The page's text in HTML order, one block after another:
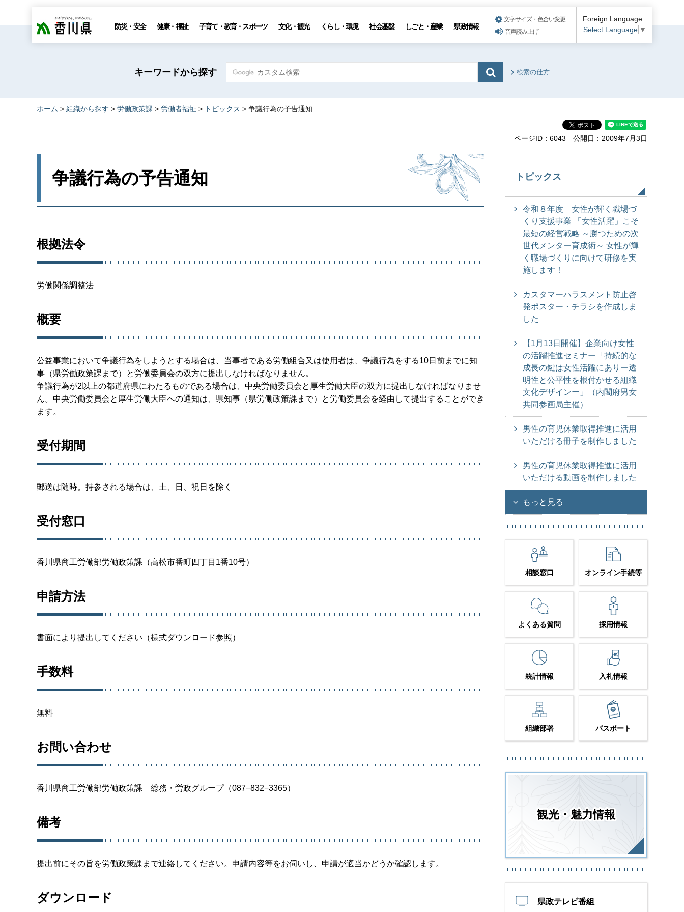
香川県 防災・安全 健康・福祉 子育て・教育・スポーツ 文化・観光 くらし・環境 社会基盤 しごと・産業 県政情報
文字サイズ・色合い変更
音声読み上げ
Foreign Language
Select Language ▼
キーワードから探す 検索の仕方
ホーム > 組織から探す > 労働政策課 > 労働者福祉 > トピックス > 争議行為の予告通知
ページID：6043 公開日：2009年7月3日
争議行為の予告通知
根拠法令
労働関係調整法
概要
公益事業において争議行為をしようとする場合は、当事者である労働組合又は使用者は、争議行為をする10日前までに知
事（県労働政策課まで）と労働委員会の双方に提出しなければなりません。
争議行為が2以上の都道府県にわたるものである場合は、中央労働委員会と厚生労働大臣の双方に提出しなければなりませ
ん。中央労働委員会と厚生労働大臣への通知は、県知事（県労働政策課まで）と労働委員会を経由して提出することができ
ます。
受付期間
郵送は随時。持参される場合は、土、日、祝日を除く
受付窓口
香川県商工労働部労働政策課（高松市番町四丁目1番10号）
申請方法
書面により提出してください（様式ダウンロード参照）
手数料
無料
お問い合わせ
香川県商工労働部労働政策課 総務・労政グループ（087−832−3365）
備考
提出前にその旨を労働政策課まで連絡してください。申請内容等をお伺いし、申請が適当かどうか確認します。
ダウンロード
トピックス
令和８年度 女性が輝く職場づ
くり支援事業 「女性活躍」こそ
最短の経営戦略 ～勝つための次
世代メンター育成術～ 女性が輝
く職場づくりに向けて研修を実
施します！
カスタマーハラスメント防止啓
発ポスター・チラシを作成しま
した
【1月13日開催】企業向け女性
の活躍推進セミナー「持続的な
成長の鍵は女性活躍にありー透
明性と公平性を根付かせる組織
文化デザインー」（内閣府男女
共同参画局主催）
男性の育児休業取得推進に活用
いただける冊子を制作しました
男性の育児休業取得推進に活用
いただける動画を制作しました
もっと見る
相談窓口 オンライン手続等
よくある質問 採用情報
統計情報 入札情報
組織部署 パスポート
観光・魅力情報
県政テレビ番組